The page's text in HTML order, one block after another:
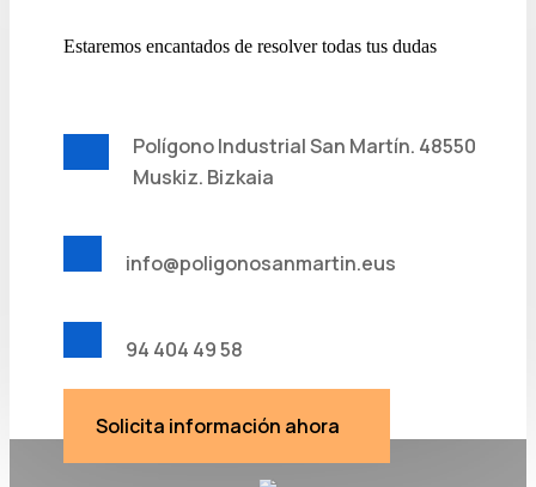
Estaremos encantados de resolver todas tus dudas
Polígono Industrial San Martín. 48550
Muskiz. Bizkaia
info@poligonosanmartin.eus
94 404 49 58
Solicita información ahora